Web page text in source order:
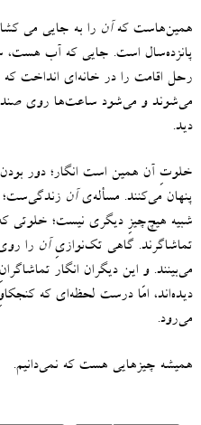
همین‌هاست کهآن را به جایی می
پانزده‌سال است. جایی‌ که آب
رحل اقامت را در خانه‌ای انداخت که
می‌شوند و می‌شود ساعت‌ها روی صندلیِ
دید.
خلوتِ آن همین است انگار؛ دور
پنهان می‌کنند. مسأله‌یآن زندگی‌ست؛
شبیه هیچ‌چیزِ دیگری نیست؛ خلوتی
تماشاگرند. گاهی تک‌نوازیِآن را
می‌بینند.و این دیگران انگار
دیده‌اند، امّا درست لحظه‌ای که
می‌رود.
همیشه چیزهایی هست که نمی‌دانیم.